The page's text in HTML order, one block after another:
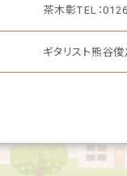
茶木彰TEL：
ギタリスト熊谷俊